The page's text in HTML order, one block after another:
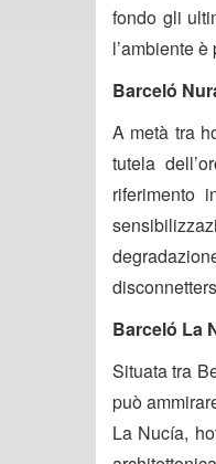
fondo gli
l’ambiente
Barceló
A metà tra
tutela
riferimento
Barceló La
Situata tra
può
La Nucía,